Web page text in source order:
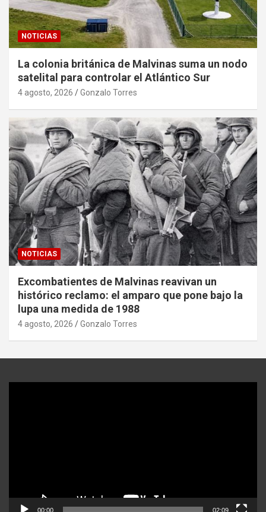
NOTICIAS
La colonia británica de Malvinas suma un nodo
satelital para controlar el Atlántico Sur
4 agosto, 2026 Gonzalo Torres
NOTICIAS
Excombatientes de Malvinas reavivan un
histórico reclamo: el amparo que pone bajo la
lupa una medida de 1988
4 agosto, 2026 Gonzalo Torres
00:00 02:09